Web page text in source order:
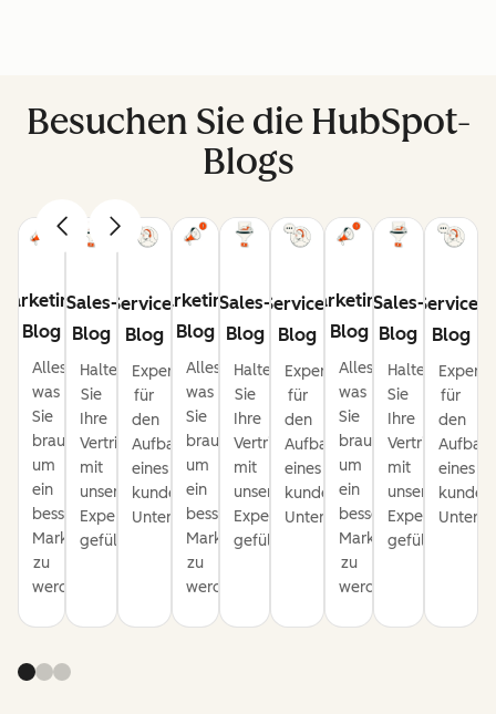
Besuchen Sie die HubSpot-
Blogs
Blog
Alles,
was
Sie
brauchen,
um
ein
besserer
Marketer
zu
werden.
Sales-
Blog
Halten
Sie
Ihre
Vertriebspipeline
mit
unseren
Expertentipps
gefüllt.
Service-
Blog
Expertentipps
für
den
Aufbau
eines
kundenorientierten
Unternehmens.
Marketing-
Blog
Alles,
was
Sie
brauchen,
um
ein
besserer
Marketer
zu
werden.
Sales-
Blog
Halten
Sie
Ihre
Vertriebspipeline
mit
unseren
Expertentipps
gefüllt.
Service-
Blog
Expertentipps
für
den
Aufbau
eines
kundenorientierten
Unternehmens.
Marketing-
Blog
Alles,
was
Sie
brauchen,
um
ein
besserer
Marketer
zu
werden.
Sales-
Blog
Halten
Sie
Ihre
mit
unseren
Expertentipps
gefüllt.
Service-
Blog
für
den
Aufbau
eines